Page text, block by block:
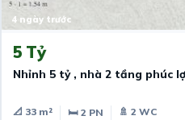
4 ngày trước
5 Tỷ
Nhỉnh 5 tỷ , nhà 2 tầng phúc
📐 33 m² 🛏 2 PN
🚿 2 WC